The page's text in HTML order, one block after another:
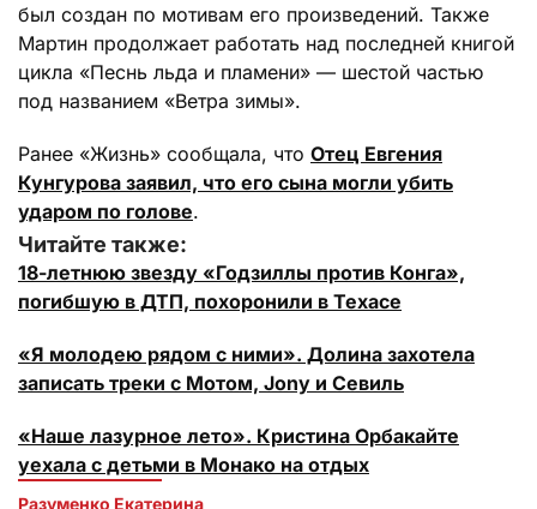
был создан по мотивам его произведений. Также
Мартин продолжает работать над последней книгой
цикла «Песнь льда и пламени» — шестой частью
под названием «Ветра зимы».
Ранее «Жизнь» сообщала, что Отец Евгения
Кунгурова заявил, что его сына могли убить
ударом по голове.
Читайте также:
18-летнюю звезду «Годзиллы против Конга»,
погибшую в ДТП, похоронили в Техасе
«Я молодею рядом с ними». Долина захотела
записать треки с Мотом, Jony и Севиль
«Наше лазурное лето». Кристина Орбакайте
уехала с детьми в Монако на отдых
Разуменко Екатерина